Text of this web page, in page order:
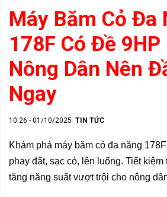
Máy Băm Cỏ Đa
178F Có Đề
Nông Dân Nên
Ngay
10:26 - 01/10/2025 TIN TỨC
Khám phá máy băm cỏ đa năng
phay đất, sạc cỏ, lên luống. Tiết
tăng năng suất vượt trội cho nông